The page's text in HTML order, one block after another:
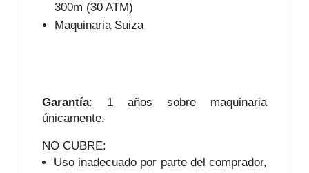
300m (30 ATM)
Maquinaria Suiza
Garantía: 1 años sobre maquinaria
únicamente.
NO CUBRE:
Uso inadecuado por parte del comprador,